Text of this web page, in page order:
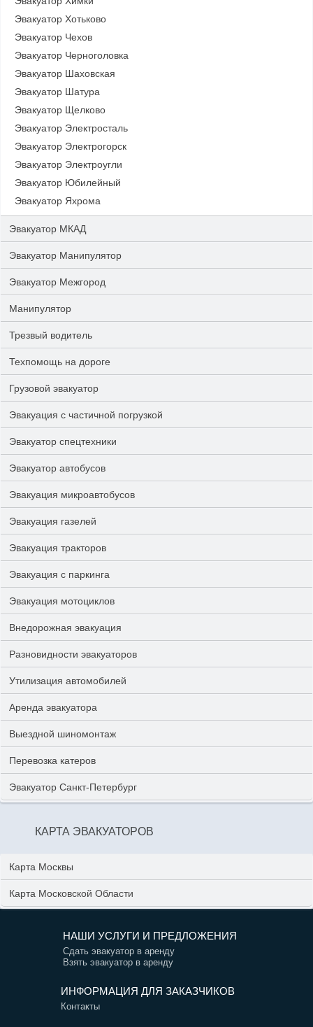
Эвакуатор Хотьково
Эвакуатор Чехов
Эвакуатор Черноголовка
Эвакуатор Шаховская
Эвакуатор Шатура
Эвакуатор Щелково
Эвакуатор Электросталь
Эвакуатор Электрогорск
Эвакуатор Электроугли
Эвакуатор Юбилейный
Эвакуатор Яхрома
Эвакуатор МКАД
Эвакуатор Манипулятор
Эвакуатор Межгород
Манипулятор
Трезвый водитель
Техпомощь на дороге
Грузовой эвакуатор
Эвакуация с частичной погрузкой
Эвакуатор спецтехники
Эвакуатор автобусов
Эвакуация микроавтобусов
Эвакуация газелей
Эвакуация тракторов
Эвакуация с паркинга
Эвакуация мотоциклов
Внедорожная эвакуация
Разновидности эвакуаторов
Утилизация автомобилей
Аренда эвакуатора
Выездной шиномонтаж
Перевозка катеров
Эвакуатор Санкт-Петербург
КАРТА ЭВАКУАТОРОВ
Карта Москвы
Карта Московской Области
НАШИ УСЛУГИ И ПРЕДЛОЖЕНИЯ
Сдать эвакуатор в аренду
Взять эвакуатор в аренду
ИНФОРМАЦИЯ ДЛЯ ЗАКАЗЧИКОВ
Контакты